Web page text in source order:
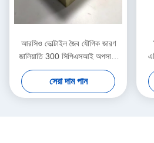
আরসিও ভোল্টাইল জৈব যৌগিক জারণ
জালিয়াতি 300 সিপিএসআই অপসারণ
শিল্প বর্জ্য গ্যাস
সেরা দাম পান